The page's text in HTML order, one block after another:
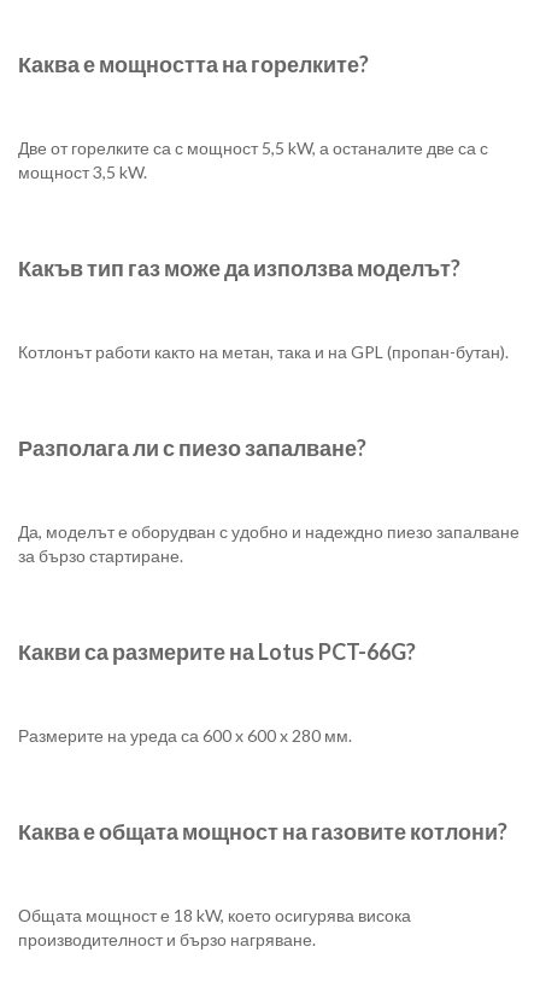
Каква е мощността на горелките?
Две от горелките са с мощност 5,5 kW, а останалите две са с
мощност 3,5 kW.
Какъв тип газ може да използва моделът?
Котлонът работи както на метан, така и на GPL (пропан-бутан).
Разполага ли с пиезо запалване?
Да, моделът е оборудван с удобно и надеждно пиезо запалване
за бързо стартиране.
Какви са размерите на Lotus PCT-66G?
Размерите на уреда са 600 x 600 x 280 мм.
Каква е общата мощност на газовите котлони?
Общата мощност е 18 kW, което осигурява висока
производителност и бързо нагряване.